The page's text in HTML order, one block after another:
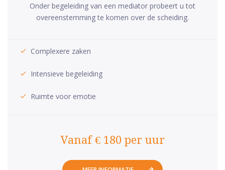
Onder begeleiding van een mediator probeert u tot
overeenstemming te komen over de scheiding.
Complexere zaken
Intensieve begeleiding
Ruimte voor emotie
Vanaf € 180 per uur